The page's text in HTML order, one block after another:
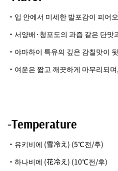
・입 안에서 미세한 발포감이 피어
・서양배·청포도의 과즙 같은 단맛
・야마하이 특유의 깊은 감칠맛이
・여운은 짧고 깨끗하게 마무리되
-Temperature
・유키비에 (雪冷え) (5℃전/후)
・하나비에 (花冷え) (10℃전/후)